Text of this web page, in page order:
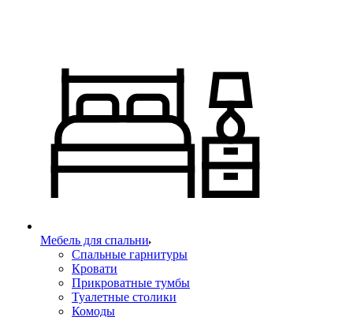
Мебель для спальни
Спальные гарнитуры
Кровати
Прикроватные тумбы
Туалетные столики
Комоды